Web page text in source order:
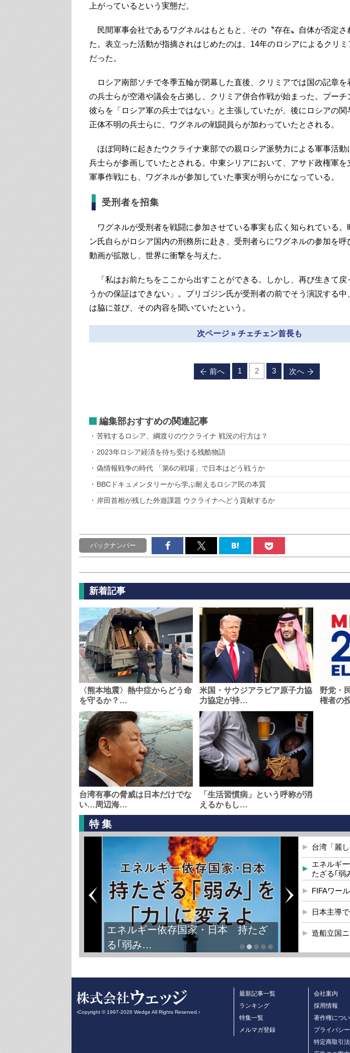
上がっているという実態だ。
民間軍事会社であるワグネルはもともと、その〝存在〟自体が否定さ
た。表立った活動が指摘されはじめたのは、14年のロシアによるクリ
だった。
ロシア南部ソチで冬季五輪が閉幕した直後、クリミアでは国の記章を
の兵士らが空港や議会を占拠し、クリミア併合作戦が始まった。プーチ
彼らを「ロシア軍の兵士ではない」と主張していたが、後にロシアの関
正体不明の兵士らに、ワグネルの戦闘員らが加わっていたとされる。
ほぼ同時に起きたウクライナ東部での親ロシア派勢力による軍事活動
兵士らが参画していたとされる。中東シリアにおいて、アサド政権軍を
軍事作戦にも、ワグネルが参加していた事実が明らかになっている。
受刑者を招集
ワグネルが受刑者を戦闘に参加させている事実も広く知られている。
ン氏自らがロシア国内の刑務所に赴き、受刑者らにワグネルの参加を呼
動画が拡散し、世界に衝撃を与えた。
「私はお前たちをここから出すことができる。しかし、再び生きて戻
うかの保証はできない」。プリゴジン氏が受刑者の前でそう演説する中
は脇に並び、その内容を聞いていたという。
次ページ » チェチェン首長も
前へ 1 2 3 次へ
編集部おすすめの関連記事
苦戦するロシア、綱渡りのウクライナ 戦況の行方は？
2023年ロシア経済を待ち受ける残酷物語
偽情報戦争の時代 「第6の戦場」で日本はどう戦うか
BBCドキュメンタリーから学ぶ耐えるロシア民の本質
岸田首相が残した外遊課題 ウクライナへどう貢献するか
バックナンバー
新着記事
〈熊本地震〉熱中症からどう命
を守るか？…
米国・サウジアラビア原子力協
力協定が持…
野党・
権者の
台湾有事の脅威は日本だけでな
い…周辺海…
「生活習慣病」という呼称が消
えるかもし…
特集
エネルギー依存国家・日本 持たざ
る｢弱み…
台湾「麗
エネルギ
たざる｢弱
FIFAワー
日本主導
造船立国
‹Copyright © 1997-2026 Wedge All Rights Reserved.›
最新記事一覧
ランキング
特集一覧
メルマガ登録
会社案内
採用情報
著作権につ
プライバシ
特定商取引